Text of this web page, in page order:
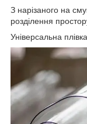
З нарізаного на
розділення
Універсальна